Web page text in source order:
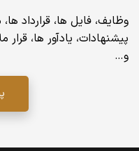
وظایف، فایل ها، قرارداد
پیشنهادات، یادآور ها،
و…